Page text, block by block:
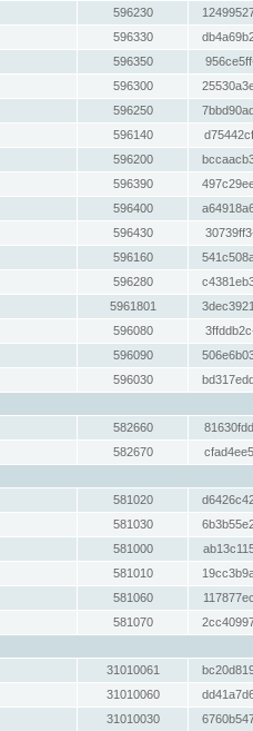
596230
596330
596350
596300
596250
596140
596200
596390
596400
596430
596160
596280
5961801
596080
596090
596030
582660
582670
581020
581030
581000
581010
581060
581070
31010061
31010060
31010030